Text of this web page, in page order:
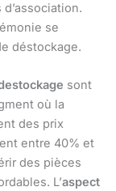
se
déstockage.
sont
où la
des prix
entre 40% et
des pièces
L’aspect